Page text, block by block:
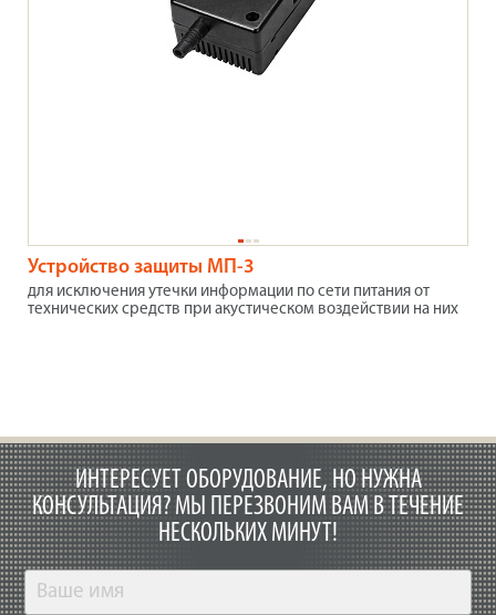
Устройство защиты МП-3
для исключения утечки информации по сети питания от
технических средств при акустическом воздействии на них
ИНТЕРЕСУЕТ ОБОРУДОВАНИЕ, НО НУЖНА
КОНСУЛЬТАЦИЯ? МЫ ПЕРЕЗВОНИМ ВАМ В ТЕЧЕНИЕ
НЕСКОЛЬКИХ МИНУТ!